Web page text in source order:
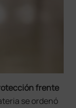
frente
se ordenó